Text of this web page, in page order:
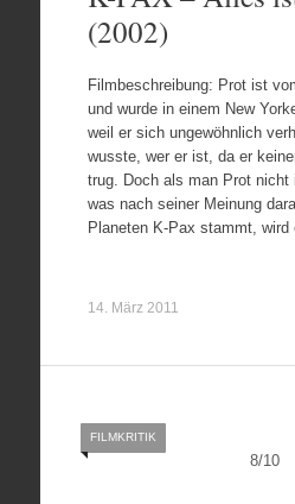
(2002)
Filmbeschreibung: Prot ist
und wurde in einem New
weil er sich ungewöhnlich
wusste, wer er ist, da er
trug. Doch als man Prot nicht
was nach seiner Meinung
Planeten K-Pax stammt, wird
14. März 2011
8/10
FILMKRITIK